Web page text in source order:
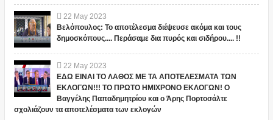
22 May 2023
Βελόπουλος: Το αποτέλεσμα διέψευσε ακόμα και τους
δημοσκόπους.... Περάσαμε δια πυρός και σιδήρου.... !!
22 May 2023
ΕΔΩ ΕΙΝΑΙ ΤΟ ΛΑΘΟΣ ΜΕ ΤΑ ΑΠΟΤΕΛΕΣΜΑΤΑ ΤΩΝ
ΕΚΛΟΓΩΝ!!! ΤΟ ΠΡΩΤΟ ΗΜΙΧΡΟΝΟ ΕΚΛΟΓΩΝ! Ο
Βαγγέλης Παπαδημητρίου και ο Άρης Πορτοσάλτε
σχολιάζουν τα αποτελέσματα των εκλογών